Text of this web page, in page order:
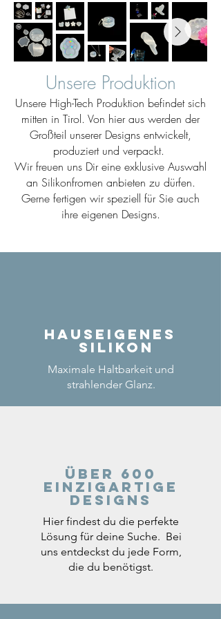
Unsere Produktion
Unsere High-Tech Produktion befindet sich
mitten in Tirol. Von hier aus werden der
Großteil unserer Designs entwickelt,
produziert und verpackt.
Wir freuen uns Dir eine exklusive Auswahl
an Silikonfromen anbieten zu dürfen.
Gerne fertigen wir speziell für Sie auch
ihre eigenen Designs.
Hauseigenes
Silikon
Maximale Haltbarkeit und
strahlender Glanz.
Über 600
einzigartige
Designs
Hier findest du die perfekte
Lösung für deine Suche. Bei
uns entdeckst du jede Form,
die du benötigst.